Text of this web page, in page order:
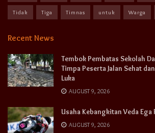
Tidak Tiga Timnas untuk Warga
Recent News
Tembok Pembatas Sekolah
Timpa Peserta Jalan Sehat
Luka
AUGUST 9, 2026
Usaha Kebangkitan Veda Ega
AUGUST 9, 2026